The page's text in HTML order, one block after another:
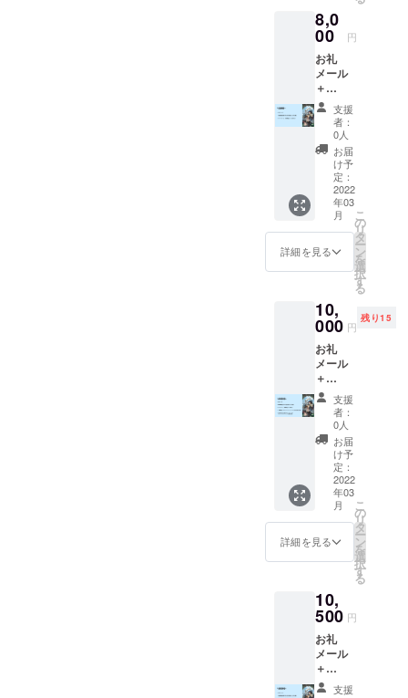
より良
いボー
ドゲー
ム制作
のため
に、是
非よろ
しくお
願いい
たしま
す。 ＊
支援を
してい
ただく
ページ
乗せ金
額を設
できま
す。
コンで
Zoomが
使用で
きるオ
ンライ
ン環境
＊ツー
ルや事
前に準
備いた
だくも
の:Zoo
m(画面
オフ
ok)・オ
ンセッ
ション
um(事
前準備
不要) ＊
内
容:Udo
narium
にアク
セスい
ただ
き、他
の参加
者や制
作メン
バーと
ボード
「Anfa
ng」を
ただき
ます。
プレイ
人数が
合計3名
～6名に
なるよ
クト支
援の
ページ
にて必
要事項
をご入
力の
際、"備
考欄"に
ご自身
のお名
前また
はニッ
クネー
ムな
ど、
YouTub
e配信で
しいお
名前を
ご記入
くださ
い。 (※
読み上
げを希
望され
ない方
は"備考
欄"に
「不
要」と
ご記入
くださ
上乗せ
支援の
援いた
だく際
に上乗
せ支援
をして
いただ
くこと
ng」の
オンラ
インプ
レイ会
参加券1
回 ボー
ドゲー
「Anfa
ng」2つ
セット
＋オン
ライン
での
「Anfa
ng」の
プレイ
ける
コース
です。
限定5名
までで
す。
ボード
ゲーム
「Anfa
ng」オ
ンライ
ンプレ
イ会 ＊
程:2022
年1月～
4月頃予
定 (参加
し、日
程調整
致しま
す。) ＊
場所:ご
自宅等
のパソ
8,0
00 円
お礼
メール
＋
YouTub
e配信で
のお名
前読み
上げ(任
意) ＋
ボード
ゲーム
「Anfa
ng」3つ
(送料込)
ボード
ゲーム
ng」3つ
セット
になり
ます。
ボード
ゲーム
「Anfa
ng」1つ
入りの
コース
を3つ購
入する
より
1000円
安い
セット
価格で
援の
ページ
にて必
要事項
をご入
力の
際、"備
支援
者：
0人
お届
け予
定：
2022
年03
月
詳細を見る
こ
の
リ
タ
ー
ン
を
選
択
す
る
10,
000 円
残り15
お礼
メール
＋
YouTub
e配信で
のお名
前読み
上げ(任
意) ＋
ボード
ゲーム
「Anfa
ng」1つ
(送料込)
＋
「Anfa
オンラ
インプ
レイ会
参加券1
回(任意)
＋次回
発売予
支援
者：
0人
お届
け予
定：
2022
年03
月
詳細を見る
こ
の
リ
タ
ー
ン
を
選
択
す
る
10,
500 円
お礼
メール
＋
YouTub
支援